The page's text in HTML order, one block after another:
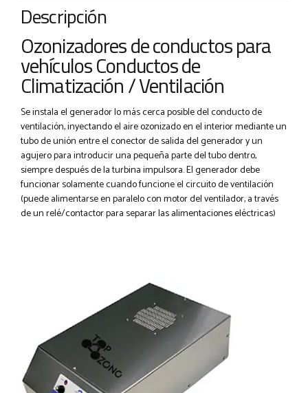
Descripción
Ozonizadores de conductos para
vehículos Conductos de
Climatización / Ventilación
Se instala el generador lo más cerca posible del conducto de
ventilación, inyectando el aire ozonizado en el interior mediante un
tubo de unión entre el conector de salida del generador y un
agujero para introducir una pequeña parte del tubo dentro,
siempre después de la turbina impulsora. El generador debe
funcionar solamente cuando funcione el circuito de ventilación
(puede alimentarse en paralelo con motor del ventilador, a través
de un relé/contactor para separar las alimentaciones eléctricas)